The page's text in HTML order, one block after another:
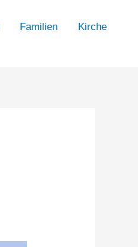
Familien Kirche